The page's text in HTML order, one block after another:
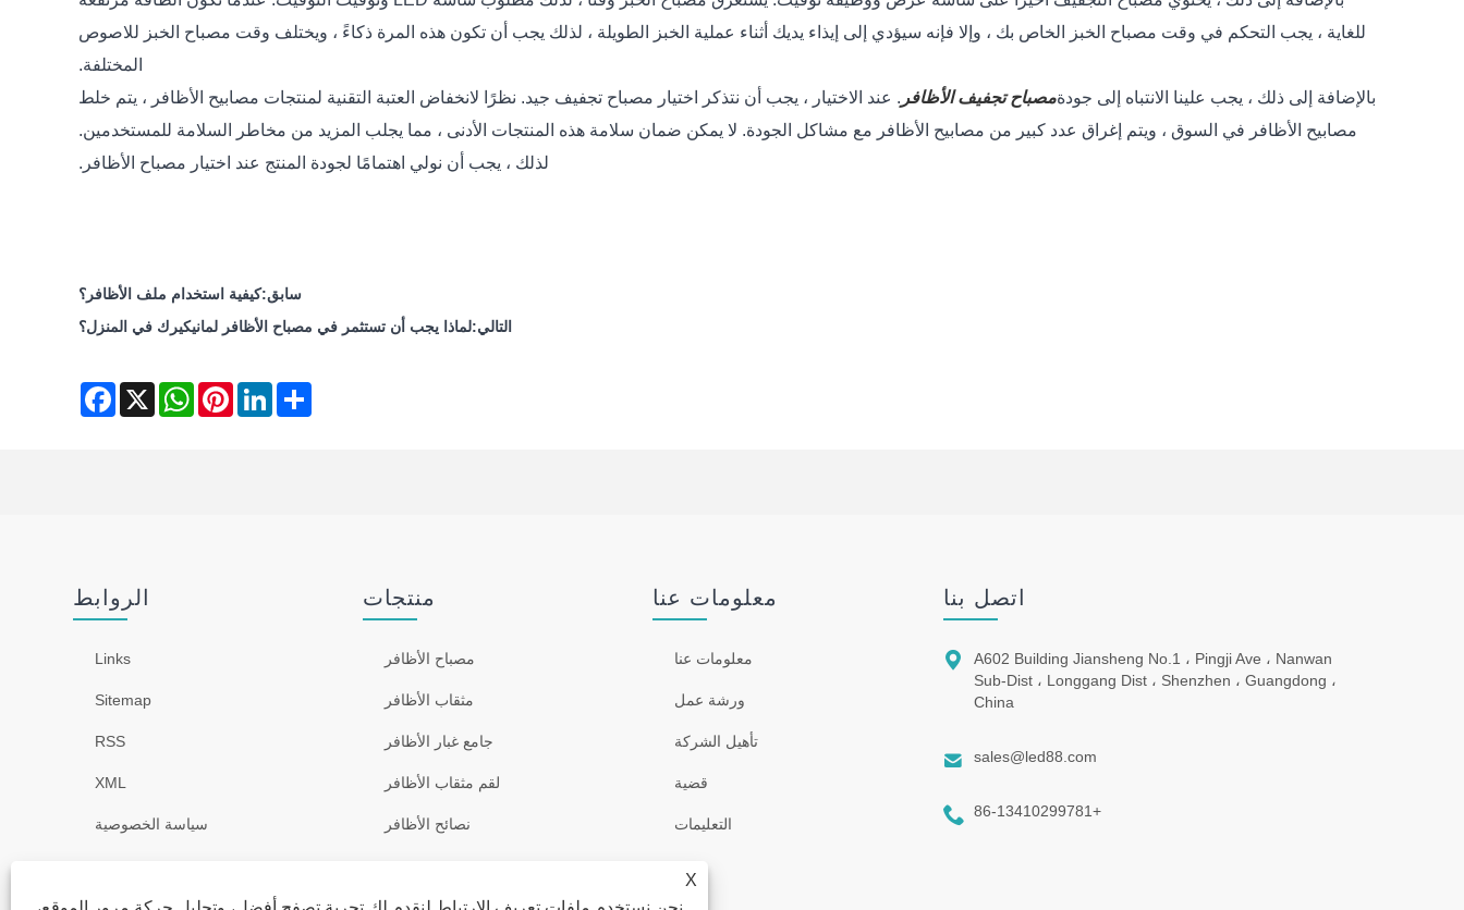
للغاية ، يجب التحكم في وقت مصباح الخبز الخاص بك ، وإلا فإنه سيؤدي إلى إيذاء يديك أثناء عملية الخبز الطويلة ، لذلك يجب أن تكون هذه المرة ذكاءً ، ويختلف وقت مصباح الخبز للاصوص
المختلفة.
بالإضافة إلى ذلك ، يجب علينا الانتباه إلى جودةمصباح تجفيف الأظافر . عند الاختيار ، يجب أن نتذكر اختيار مصباح تجفيف جيد. نظرًا لانخفاض العتبة التقنية لمنتجات مصابيح الأظافر ، يتم خلط
مصابيح الأظافر في السوق ، ويتم إغراق عدد كبير من مصابيح الأظافر مع مشاكل الجودة. لا يمكن ضمان سلامة هذه المنتجات الأدنى ، مما يجلب المزيد من مخاطر السلامة للمستخدمين.
لذلك ، يجب أن نولي اهتمامًا لجودة المنتج عند اختيار مصباح الأظافر.
سابق:كيفية استخدام ملف الأظافر؟
التالي:لماذا يجب أن تستثمر في مصباح الأظافر لمانيكيرك في المنزل؟
Facebook X
WhatsAppPinterestLinkedInShare
X
اتصل بنا

A602 Building Jiansheng No.1 ، Pingji Ave ، Nanwan
Sub-Dist ، Longgang Dist ، Shenzhen ، Guangdong ،
China
 sales@led88.com
 +86-13410299781
معلومات عنا
معلومات عنا
ورشة عمل
تأهيل الشركة
قضية
التعليمات
منتجات
مصباح الأظافر
مثقاب الأظافر
جامع غبار الأظافر
لقم مثقاب الأظافر
نصائح الأظافر
الروابط
Links
Sitemap
RSS
XML
سياسة الخصوصية